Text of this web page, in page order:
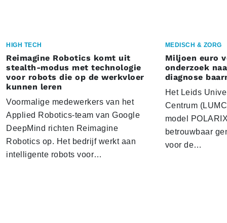
HIGH TECH
Reimagine Robotics komt uit
stealth-modus met technologie
voor robots die op de werkvloer
kunnen leren
Voormalige medewerkers van het
Applied Robotics-team van Google
DeepMind richten Reimagine
Robotics op. Het bedrijf werkt aan
intelligente robots voor…
MEDISCH & ZORG
Miljoen euro
onderzoek
diagnose
Het Leids
Centrum
model
betrouwbaar
voor de…